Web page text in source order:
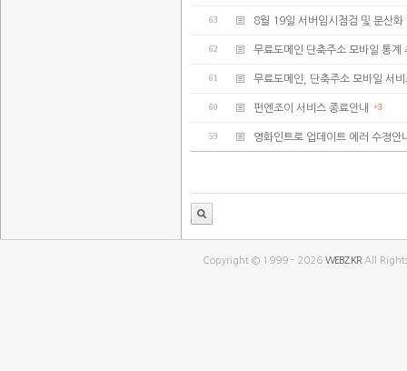
63 8월 19일 서버임시점검 및 분산화
62 무료도메인 단축주소 모바일 통계
61 무료도메인, 단축주소 모바일 서
60 펀엔조이 서비스 종료안내 +3
59 영화인트로 업데이트 에러 수정안
Copyright © 1999 - 2026WEBZ.KR All